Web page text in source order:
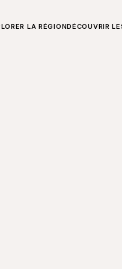
LA RÉGIONDÉCOUVRIR
SUR CHARLEVOIX